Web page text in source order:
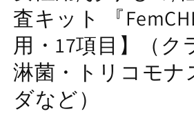
デ
ィ
ア
(1)
を
開
査キット 『
用・17項目】（ク
淋菌・トリコモナ
ダなど）